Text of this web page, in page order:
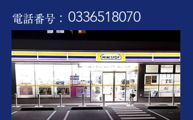
​電話番号： 0336518070